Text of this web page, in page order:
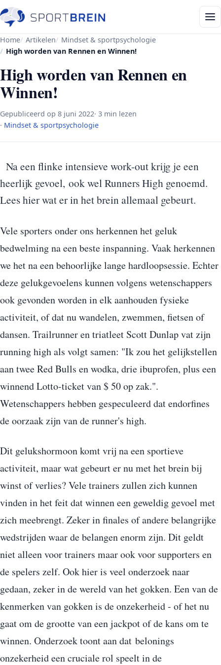
Home Artikelen
Mindset & sportpsychologie
High worden van Rennen en Winnen!
High worden van Rennen en
Winnen!
Gepubliceerd op 8 juni 2022· 3 min lezen
· Mindset & sportpsychologie
Na een flinke intensieve work-out krijg je een
heerlijk gevoel, ook wel Runners High genoemd.
Lees hier wat er in het brein allemaal gebeurt.
Vele sporters onder ons herkennen het geluk
bedwelming na een beste inspanning. Vaak herkennen
we het na een behoorlijke lange hardloopsessie. Echter
deze gelukgevoelens kunnen volgens wetenschappers
ook gevonden worden in elk aanhouden fysieke
activiteit, of dat nu wandelen, zwemmen, fietsen of
dansen. Trailrunner en triatleet Scott Dunlap vat zijn
running high als volgt samen: "Ik zou het gelijkstellen
aan twee Red Bulls en wodka, drie ibuprofen, plus een
winnend Lotto-ticket van $ 50 op zak.".
Wetenschappers hebben gespeculeerd dat endorfines
de oorzaak zijn van de runner's high.
Dit gelukshormoon komt vrij na een sportieve
activiteit, maar wat gebeurt er nu met het brein bij
winst of verlies? Vele trainers zullen zich kunnen
vinden in het feit dat winnen een geweldig gevoel met
zich meebrengt. Zeker in finales of andere belangrijke
wedstrijden waar de belangen enorm zijn. Dit geldt
niet alleen voor trainers maar ook voor supporters en
de spelers zelf. Ook hier is veel onderzoek naar
gedaan, zeker in de wereld van het gokken. Een van de
kenmerken van gokken is de onzekerheid - of het nu
gaat om de grootte van een jackpot of de kans om te
winnen. Onderzoek toont aan dat belonings
onzekerheid een cruciale rol speelt in de